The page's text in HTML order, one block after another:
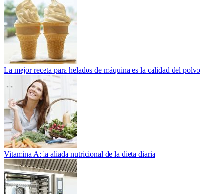
La mejor receta para helados de máquina es la calidad del polvo
Vitamina A: la aliada nutricional de la dieta diaria